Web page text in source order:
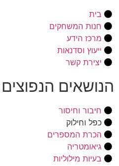
בית
חנות המשחקים
מרכז הידע
ייעוץ וסדנאות
יצירת קשר
הנושאים
חיבור וחיסור
כפל וחילוק
הכרת המספרים
גיאומטריה
בעיות מילוליות